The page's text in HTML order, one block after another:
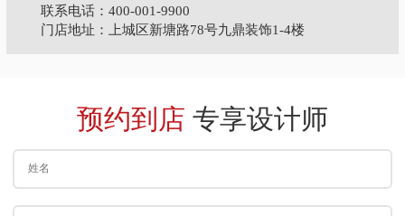
联系电话：400-001-9900
门店地址：上城区新塘路78号九鼎装饰1-4楼
预约到店 专享设计师